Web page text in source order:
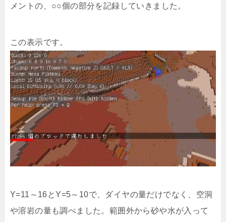
メントの、○○個の部分を記録していきました。
この表示です。
Y=11～16とY=5～10で、ダイヤの量だけでなく、空洞
や溶岩の量も調べました。範囲外から砂や水が入って